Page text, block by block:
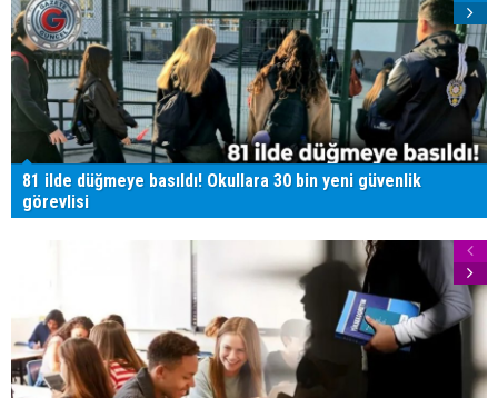
81 ilde düğmeye basıldı! Okullara 30 bin yeni güvenlik
görevlisi